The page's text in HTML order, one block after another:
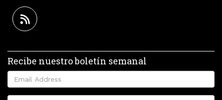
Recibe nuestro boletín semanal